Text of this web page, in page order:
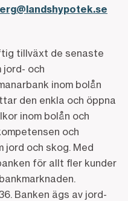
tillväxt de senaste
jord- och
inom bolån
den enkla och öppna
inom bolån och
och
jord och skog. Med
för allt fler kunder
Banken ägs av jord-